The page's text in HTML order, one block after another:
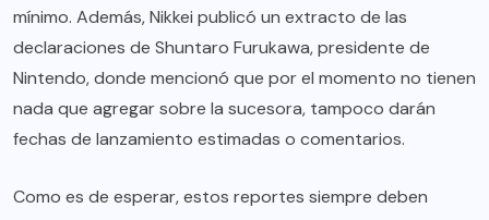
mínimo. Además, Nikkei publicó un extracto de las
declaraciones de Shuntaro Furukawa, presidente de
Nintendo, donde mencionó que por el momento no tienen
nada que agregar sobre la sucesora, tampoco darán
fechas de lanzamiento estimadas o comentarios.
Como es de esperar, estos reportes siempre deben